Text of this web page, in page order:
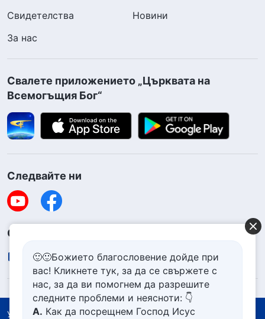
Свидетелства
Новини
За нас
Свалете приложението „Църквата на
Всемогъщия Бог“
Следвайте ни
Свържете се с нас
contact.bg@godfootsteps.org
Условия за ползване
🙂🙂Божието благословение дойде при
вас! Кликнете тук, за да се свържете с
нас, за да ви помогнем да разрешите
следните проблеми и неясноти: 👇
А. Как да посрещнем Господ Исус